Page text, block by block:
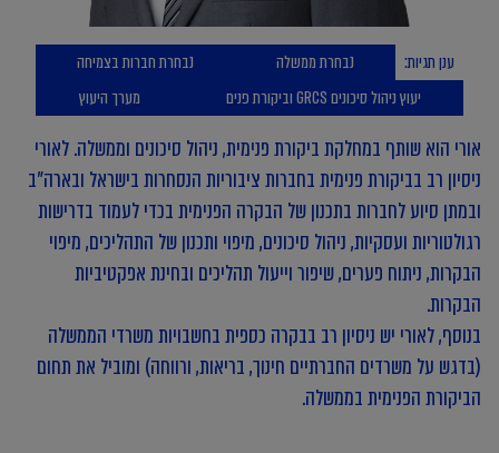
ענן תגיות: נבחרת ממשלה
נבחרת חברות בצמיחה
יעוץ ניהול סיכונים GRCS וביקורת פנים
מערך היעוץ
אורי הוא שותף במחלקת ביקורת פנימית, ניהול סיכונים וממשלה. לאורי
ניסיון רב בביקורת פנימית בחברות ציבוריות הנסחרות בישראל ובארה"ב
ובמתן סיוע לחברות בתכנון של הבקרה הפנימית בכדי לעמוד בדרישות
רגולטוריות ועסקיות, ניהול סיכונים, מיפוי ותכנון של התהליכים, מיפוי
הבקרות, ניתוח פערים, שיפור וייעול תהליכים ובחינת אפקטיביות
הבקרות.
בנוסף, לאורי יש ניסיון רב בבקרה כספית בחשבויות משרדי הממשלה
(בדגש על משרדים החברתיים חינוך, בריאות, ורווחה) ומוביל את תחום
הביקורת הפנימית בממשלה.